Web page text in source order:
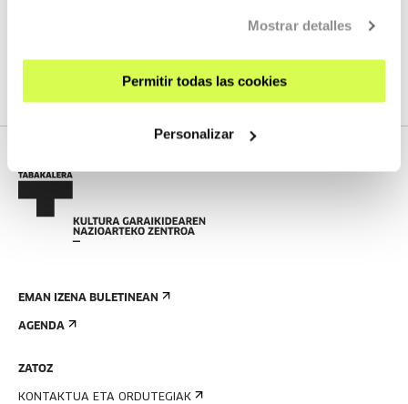
Mostrar detalles
Permitir todas las cookies
Personalizar
Ez dugu streaming berririk programatuta
IKUSI PROGRAMAZIO OSOA
EMAN IZENA BULETINEAN
AGENDA
ZATOZ
KONTAKTUA ETA ORDUTEGIAK